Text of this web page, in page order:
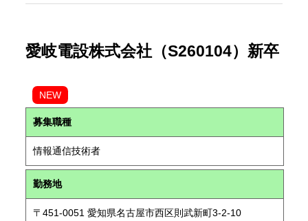
愛岐電設株式会社（S260104）新卒
NEW
募集職種
情報通信技術者
勤務地
〒451-0051 愛知県名古屋市西区則武新町3-2-10